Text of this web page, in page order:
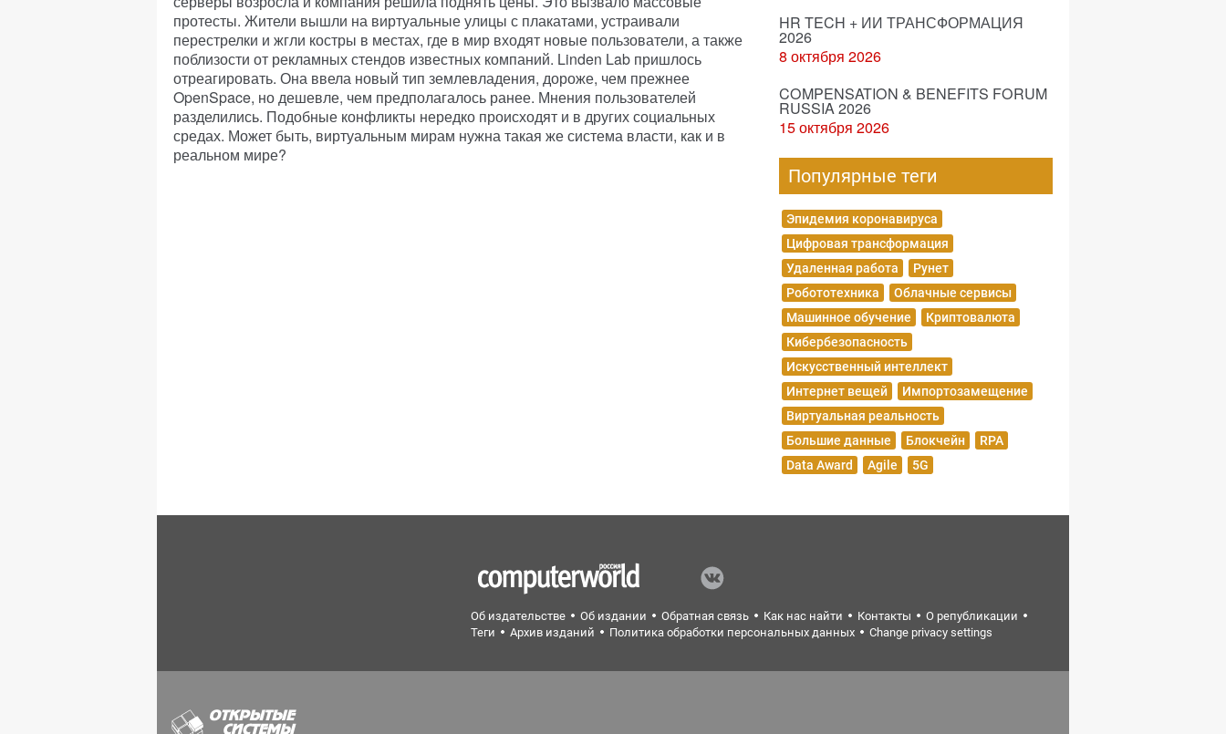
протесты. Жители вышли на виртуальные улицы с плакатами, устраивали
перестрелки и жгли костры в местах, где в мир входят новые пользователи, а также
поблизости от рекламных стендов известных компаний. Linden Lab пришлось
отреагировать. Она ввела новый тип землевладения, дороже, чем прежнее
OpenSpace, но дешевле, чем предполагалось ранее. Мнения пользователей
разделились. Подобные конфликты нередко происходят и в других социальных
средах. Может быть, виртуальным мирам нужна такая же система власти, как и в
реальном мире?
HR TECH + ИИ ТРАНСФОРМАЦИЯ
2026
8 октября 2026
COMPENSATION & BENEFITS FORUM
RUSSIA 2026
15 октября 2026
Популярные теги
Эпидемия коронавируса
Цифровая трансформация
Удаленная работа
Рунет
Робототехника
Облачные сервисы
Машинное обучение
Криптовалюта
Кибербезопасность
Искусственный интеллект
Интернет вещей
Импортозамещение
Виртуальная реальность
Большие данные
Блокчейн
RPA
Data Award
Agile 5G
Об издательстве Об издании Обратная связь Как нас найти Контакты
О републикации
Теги
Архив изданий Политика обработки персональных данных Change privacy settings